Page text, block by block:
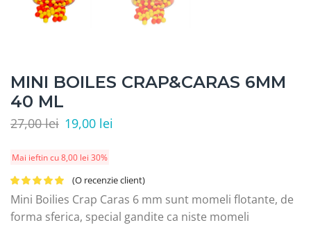
MINI BOILES CRAP&CARAS 6MM
40 ML
27,00lei 19,00 lei
Mai ieftin cu8,00 lei 30%
(O recenzie client)
Mini Boilies Crap Caras 6 mm sunt momeli flotante, de
forma sferica, special gandite ca niste momeli